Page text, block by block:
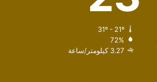
31º - 21º
72%
3.27 كيلومتر/ساعة